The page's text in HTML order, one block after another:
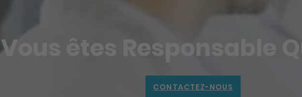
Vous êtes Responsable
CONTACTEZ-NOUS